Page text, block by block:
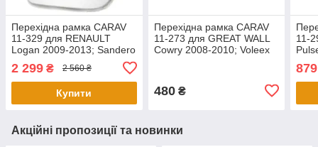
Перехідна рамка CARAV
11-329 для RENAULT
Logan 2009-2013; Sandero
2007-2011 / DACIA Logan,
Sandero 2008-2012,
2 299 ₴ 2 560 ₴
Купити
Перехідна рамка CARAV
11-273 для GREAT WALL
Cowry 2008-2010; Voleex
480₴
11-
879
Акційні пропозиції та новинки